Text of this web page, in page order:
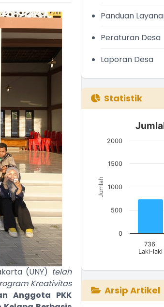
(UNY) telah
Kreativitas
Anggota PKK
Panduan
Peraturan Desa
Laporan Desa
Statistik
Jumlah Penduduk
Bar chart with 3
The chart has 1 X
Jumlah
736
Laki-laki
0
500
1000
1500
2000
Arsip Artikel